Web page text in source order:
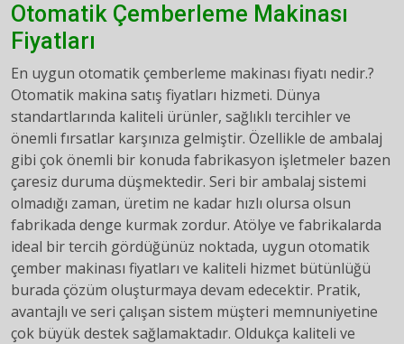
Otomatik Çemberleme Makinası
Fiyatları
En uygun otomatik çemberleme makinası fiyatı nedir.?
Otomatik makina satış fiyatları hizmeti. Dünya
standartlarında kaliteli ürünler, sağlıklı tercihler ve
önemli fırsatlar karşınıza gelmiştir. Özellikle de ambalaj
gibi çok önemli bir konuda fabrikasyon işletmeler bazen
çaresiz duruma düşmektedir. Seri bir ambalaj sistemi
olmadığı zaman, üretim ne kadar hızlı olursa olsun
fabrikada denge kurmak zordur. Atölye ve fabrikalarda
ideal bir tercih gördüğünüz noktada, uygun otomatik
çember makinası fiyatları ve kaliteli hizmet bütünlüğü
burada çözüm oluşturmaya devam edecektir. Pratik,
avantajlı ve seri çalışan sistem müşteri memnuniyetine
çok büyük destek sağlamaktadır. Oldukça kaliteli ve